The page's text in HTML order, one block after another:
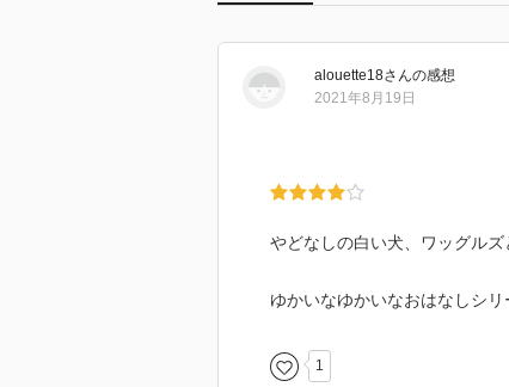
alouette18さんの感想
2021年8月19日
やどなしの白い犬、ワッグルズ
ゆかいなゆかいなおはなしシ
1